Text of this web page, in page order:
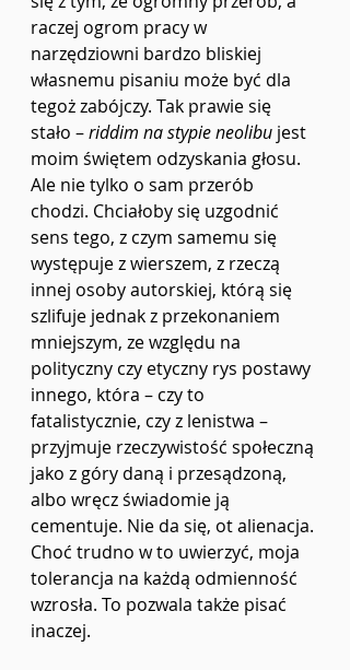
raczej ogrom pracy w
narzędziowni bardzo bliskiej
własnemu pisaniu może być dla
tegoż zabójczy. Tak prawie się
stało – riddim na stypie neolibu jest
moim świętem odzyskania głosu.
Ale nie tylko o sam przerób
chodzi. Chciałoby się uzgodnić
sens tego, z czym samemu się
występuje z wierszem, z rzeczą
innej osoby autorskiej, którą się
szlifuje jednak z przekonaniem
mniejszym, ze względu na
polityczny czy etyczny rys postawy
innego, która – czy to
fatalistycznie, czy z lenistwa –
przyjmuje rzeczywistość społeczną
jako z góry daną i przesądzoną,
albo wręcz świadomie ją
cementuje. Nie da się, ot alienacja.
Choć trudno w to uwierzyć, moja
tolerancja na każdą odmienność
wzrosła. To pozwala także pisać
inaczej.